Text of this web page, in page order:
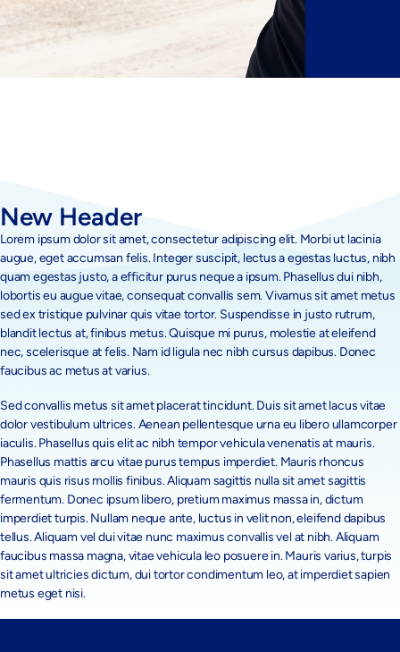
New Header
Lorem ipsum dolor sit amet, consectetur adipiscing elit. Morbi ut lacinia
augue, eget accumsan felis. Integer suscipit, lectus a egestas luctus, nibh
quam egestas justo, a efficitur purus neque a ipsum. Phasellus dui nibh,
lobortis eu augue vitae, consequat convallis sem. Vivamus sit amet metus
sed ex tristique pulvinar quis vitae tortor. Suspendisse in justo rutrum,
blandit lectus at, finibus metus. Quisque mi purus, molestie at eleifend
nec, scelerisque at felis. Nam id ligula nec nibh cursus dapibus. Donec
faucibus ac metus at varius.
Sed convallis metus sit amet placerat tincidunt. Duis sit amet lacus vitae
dolor vestibulum ultrices. Aenean pellentesque urna eu libero ullamcorper
iaculis. Phasellus quis elit ac nibh tempor vehicula venenatis at mauris.
Phasellus mattis arcu vitae purus tempus imperdiet. Mauris rhoncus
mauris quis risus mollis finibus. Aliquam sagittis nulla sit amet sagittis
fermentum. Donec ipsum libero, pretium maximus massa in, dictum
imperdiet turpis. Nullam neque ante, luctus in velit non, eleifend dapibus
tellus. Aliquam vel dui vitae nunc maximus convallis vel at nibh. Aliquam
faucibus massa magna, vitae vehicula leo posuere in. Mauris varius, turpis
sit amet ultricies dictum, dui tortor condimentum leo, at imperdiet sapien
metus eget nisi.